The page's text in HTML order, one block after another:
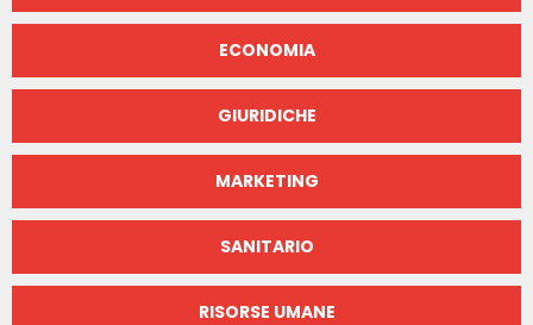
ECONOMIA
GIURIDICHE
MARKETING
SANITARIO
RISORSE UMANE